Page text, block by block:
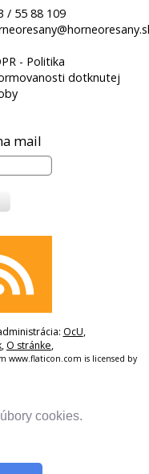
cookies.
/ 55 88 109
- Politika
dotknutej
mail
OcU,
, O stránke,
www.flaticon.com is licensed by